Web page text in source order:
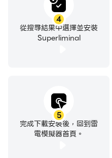
4
從搜尋結果中選擇並安裝
Superliminal
5
完成下載安裝後，回到雷
電模擬器首頁。